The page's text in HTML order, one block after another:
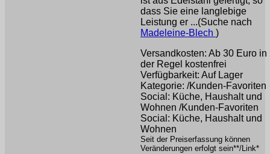
dass Sie eine langlebige
Leistung er ...(Suche nach
Madeleine-Blech )
Versandkosten: Ab 30 Euro in
der Regel kostenfrei
Verfügbarkeit: Auf Lager
Kategorie: /Kunden-Favoriten
Social: Küche, Haushalt und
Wohnen /Kunden-Favoriten
Social: Küche, Haushalt und
Wohnen
Seit der Preiserfassung können
Veränderungen erfolgt sein**/Link*